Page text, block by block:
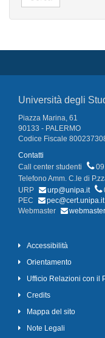
Università degli
Piazza Marina, 61
90133 - PALERMO
Codice Fiscale
Contatti
Call center studenti
Telefono Amm. C.le di
URP
urp@unipa.it
PEC
pec@cert.unipa.it
Webmaster
Accessibilità
Orientamento
Ufficio Relazioni con il
Credits
Mappa del sito
Note Legali